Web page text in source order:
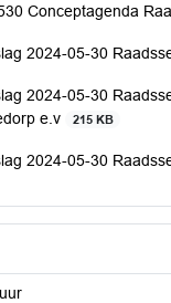
Conceptagenda
2024-05-30
2024-05-30
e.v
215 KB
2024-05-30